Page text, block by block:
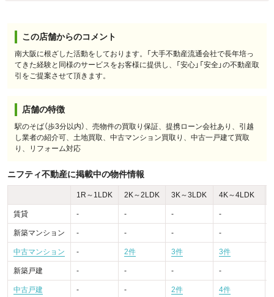
この店舗からのコメント
南大阪に根ざした活動をしております。「大手不動産流通会社で長年培っ
てきた経験と同様のサービスをお客様に提供し、「安心」「安全」の不動産取
引をご提案させて頂きます。
店舗の特徴
駅のそば（歩3分以内）、売物件の買取り保証、提携ローン会社あり、引越
し業者の紹介可、土地買取、中古マンション買取り、中古一戸建て買取
り、リフォーム対応
ニフティ不動産に掲載中の物件情報
1R～1LDK 2K～2LDK 3K～3LDK 4K～4LDK
賃貸 - - - -
新築マンション - - - -
中古マンション - 2件 3件 3件
新築戸建 - - - -
中古戸建 - - 2件 4件